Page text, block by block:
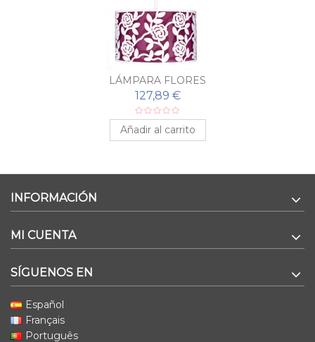
LÁMPARA FLORES
127,89 €
Añadir al carrito
INFORMACIÓN
MI CUENTA
SÍGUENOS EN
Español
Français
Português